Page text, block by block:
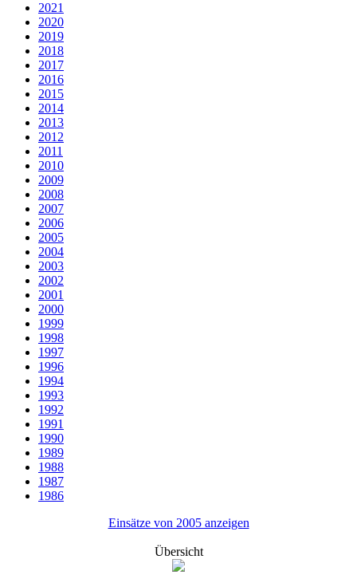
2021
2020
2019
2018
2017
2016
2015
2014
2013
2012
2011
2010
2009
2008
2007
2006
2005
2004
2003
2002
2001
2000
1999
1998
1997
1996
1994
1993
1992
1991
1990
1989
1988
1987
1986
Einsätze von 2005 anzeigen
Übersicht